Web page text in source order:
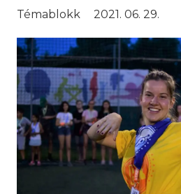
Témablokk 2021. 06. 29.